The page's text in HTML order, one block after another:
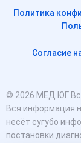
Политика
Согласие
© 2026 МЕД ЮГ.
Вся информация
несёт сугубо
постановки